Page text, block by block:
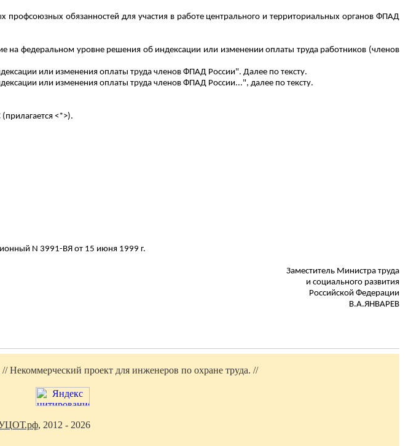
обязанностей для участия в работе центрального и территориальных органов ФПАД
на федеральном уровне решения об индексации или изменении оплаты труда работников (членов
или изменения оплаты труда членов ФПАД России". Далее по тексту.
или изменения оплаты труда членов ФПАД России...", далее по тексту.
<*>).
N 3991-ВЯ от 15 июня 1999 г.
Заместитель Министра труда
и социального развития
Российской Федерации
В.А.ЯНВАРЕВ
Некоммерческий проект для инженеров по охране труда. //
, 2012 - 2026